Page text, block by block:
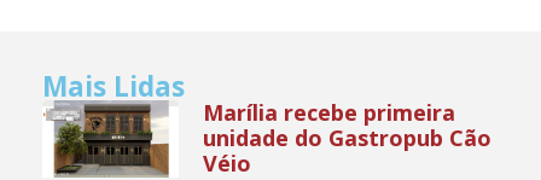
Mais Lidas
Marília recebe primeira
unidade do Gastropub Cão
Véio